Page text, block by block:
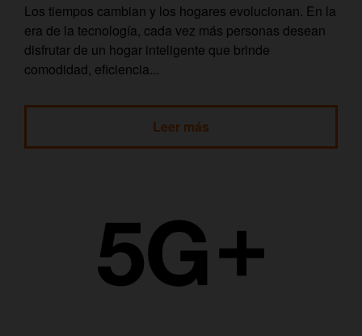
Los tiempos cambian y los hogares evolucionan. En la
era de la tecnología, cada vez más personas desean
disfrutar de un hogar inteligente que brinde
comodidad, eficiencia...
Leer más